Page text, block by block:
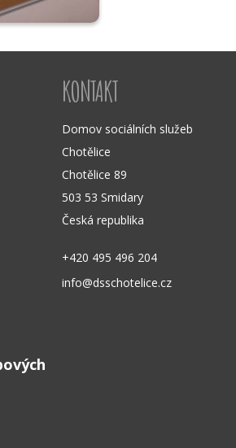
KONTAKT
Domov sociálních služeb
Chotělice
Chotělice 89
503 53 Smidary
Česká republika
+420 495 496 204
info@dsschotelice.cz